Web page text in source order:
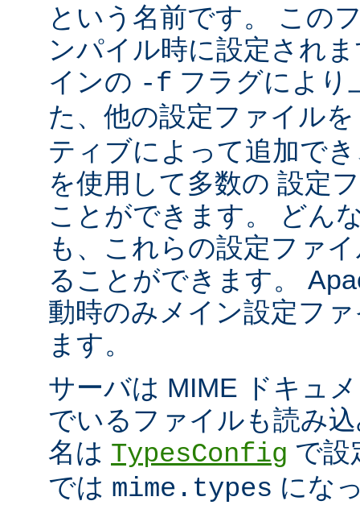
という名前です。 この
ンパイル時に設定され
インの -f フラグにより
た、他の設定ファイル
ティブによって追加で
を使用して多数の 設定
ことができます。 どん
も、これらの設定ファ
ることができます。
動時のみメイン設定フ
ます。
サーバは MIME ドキュ
でいるファイルも読み
名は TypesConfig で設
では mime.types にな